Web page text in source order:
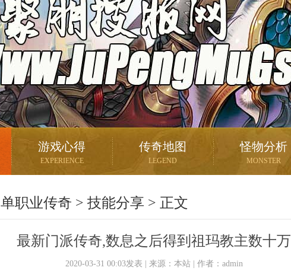
游戏心得
EXPERIENCE
传奇地图
LEGEND
怪物分析
MONSTER
单职业传奇 > 技能分享 > 正文
最新门派传奇,数息之后得到祖玛教主数十万
2020-03-31 00:03发表 | 来源：本站 | 作者：admin